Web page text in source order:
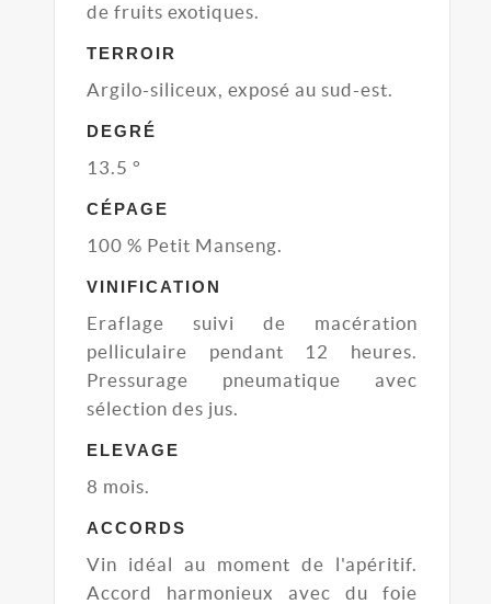
de fruits exotiques.
TERROIR
Argilo-siliceux, exposé au sud-est.
DEGRÉ
13.5 °
CÉPAGE
100 % Petit Manseng.
VINIFICATION
Eraflage suivi de macération
pelliculaire pendant 12 heures.
Pressurage pneumatique avec
sélection des jus.
ELEVAGE
8 mois.
ACCORDS
Vin idéal au moment de l'apéritif.
Accord harmonieux avec du foie